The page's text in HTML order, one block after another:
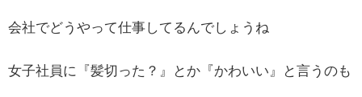
会社でどうやって仕事してるんでしょうね
女子社員に『髪切った？』とか『かわいい』と言うのも